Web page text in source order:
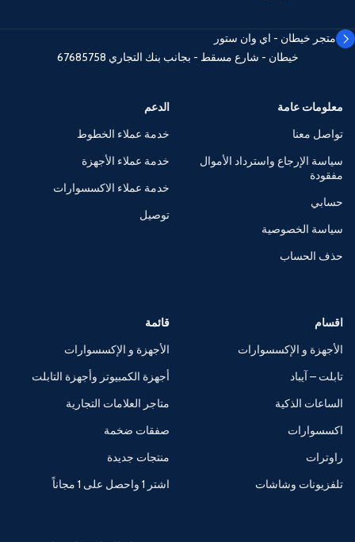
متجر خيطان - اي وان ستور
خيطان - شارع مسقط - بجانب بنك التجاري 67685758
معلومات عامة
تواصل معنا
سياسة الإرجاع واسترداد الأموال
مفقودة
حسابي
سياسة الخصوصية
حذف الحساب
الدعم
خدمة عملاء الخطوط
خدمة عملاء الأجهزة
خدمة عملاء الاكسسوارات
توصيل
اقسام
الأجهزة و الإكسسوارات
تابلت – آيباد
الساعات الذكية
اكسسوارات
راوترات
تلفزيونات وشاشات
قائمة
الأجهزة و الإكسسوارات
أجهزة الكمبيوتر وأجهزة التابلت
متاجر العلامات التجارية
صفقات ضخمة
منتجات جديدة
اشتر 1 واحصل على 1 مجاناً